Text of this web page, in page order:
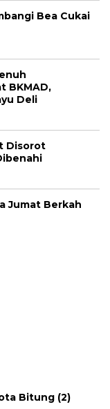
Bea Cukai
BKMAD,
Deli
Disorot
Jumat Berkah
Bitung (2)